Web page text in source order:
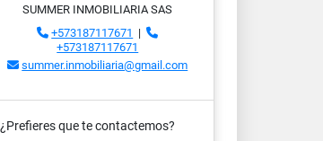
SUMMER INMOBILIARIA SAS
+573187117671 |
+573187117671
summer.inmobiliaria@gmail.com
¿Prefieres que te contactemos?